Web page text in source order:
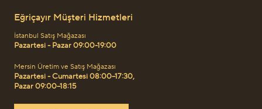
Eğriçayır Müşteri Hizmetleri
İstanbul Satış Mağazası
Pazartesi - Pazar 09:00-19:00
Mersin Üretim ve Satış Mağazası
Pazartesi - Cumartesi 08:00–17:30,
Pazar 09:00–18:15